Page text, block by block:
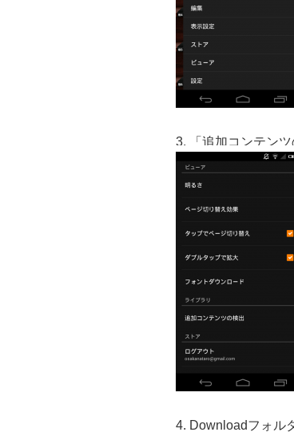
3. 「追加コンテン
4. Downloadフォル